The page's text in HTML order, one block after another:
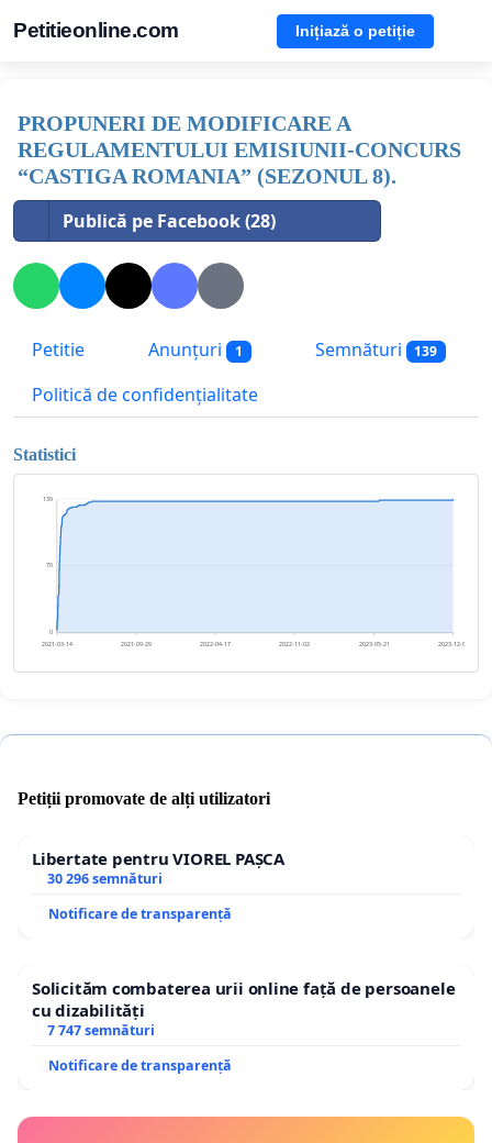
Petitieonline.com Inițiază o petiție
PROPUNERI DE MODIFICARE A
REGULAMENTULUI EMISIUNII-CONCURS
“CASTIGA ROMANIA” (SEZONUL 8).
Publică pe Facebook (28)
Petitie Anunțuri 1 Semnături 139
Politică de confidențialitate
Statistici
0
70
139
2021-03-14 2021-09-29 2022-04-17 2022-11-02 2023-05-21 2023-12-06
Petiții promovate de alți utilizatori
Libertate pentru VIOREL PAȘCA
30 296 semnături
Notificare de transparență
Solicităm combaterea urii online față de persoanele
cu dizabilități
7 747 semnături
Notificare de transparență